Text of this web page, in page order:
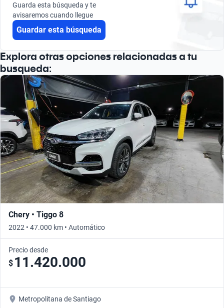
Busca por versión
Guarda esta búsqueda y te
avisaremos cuando llegue
Guardar esta búsqueda
Explora otras opciones relacionadas a tu
busqueda:
Chery • Tiggo 8
2022 • 47.000 km • Automático
Precio desde
$ 11.420.000
Metropolitana de Santiago